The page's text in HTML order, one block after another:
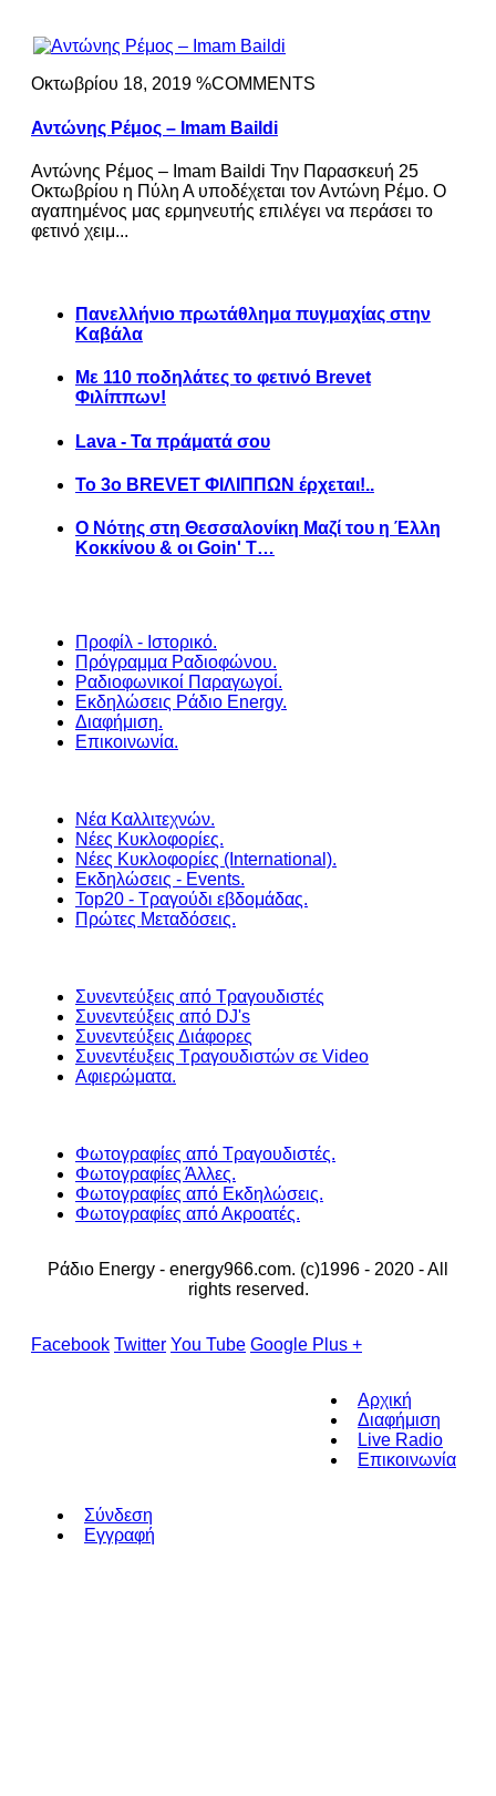
Οκτωβρίου 18, 2019 %COMMENTS
Αντώνης Ρέμος – Imam Baildi
Αντώνης Ρέμος – Imam Baildi Την Παρασκευή 25
Οκτωβρίου η Πύλη Α υποδέχεται τον Αντώνη Ρέμο. Ο
αγαπημένος μας ερμηνευτής επιλέγει να περάσει το
φετινό χειμ...
Πανελλήνιο πρωτάθλημα πυγμαχίας στην
Καβάλα
Με 110 ποδηλάτες το φετινό Brevet
Φιλίππων!
Lava - Τα πράματά σου
Το 3ο BREVET ΦΙΛΙΠΠΩΝ έρχεται!..
Ο Νότης στη Θεσσαλονίκη Μαζί του η Έλλη
Κοκκίνου & οι Goin' T…
Προφίλ - Ιστορικό.
Πρόγραμμα Ραδιοφώνου.
Ραδιοφωνικοί Παραγωγοί.
Εκδηλώσεις Ράδιο Energy.
Διαφήμιση.
Επικοινωνία.
Νέα Καλλιτεχνών.
Νέες Κυκλοφορίες.
Νέες Κυκλοφορίες (International).
Εκδηλώσεις - Events.
Top20 - Τραγούδι εβδομάδας.
Πρώτες Μεταδόσεις.
Συνεντεύξεις από Τραγουδιστές
Συνεντεύξεις από DJ's
Συνεντεύξεις Διάφορες
Συνεντέυξεις Τραγουδιστών σε Video
Αφιερώματα.
Φωτογραφίες από Τραγουδιστές.
Φωτογραφίες Άλλες.
Φωτογραφίες από Εκδηλώσεις.
Φωτογραφίες από Ακροατές.
Ράδιο Energy - energy966.com. (c)1996 - 2020 - All
rights reserved.
Facebook Twitter You Tube Google Plus +
Αρχική
Διαφήμιση
Live Radio
Επικοινωνία
Σύνδεση
Εγγραφή